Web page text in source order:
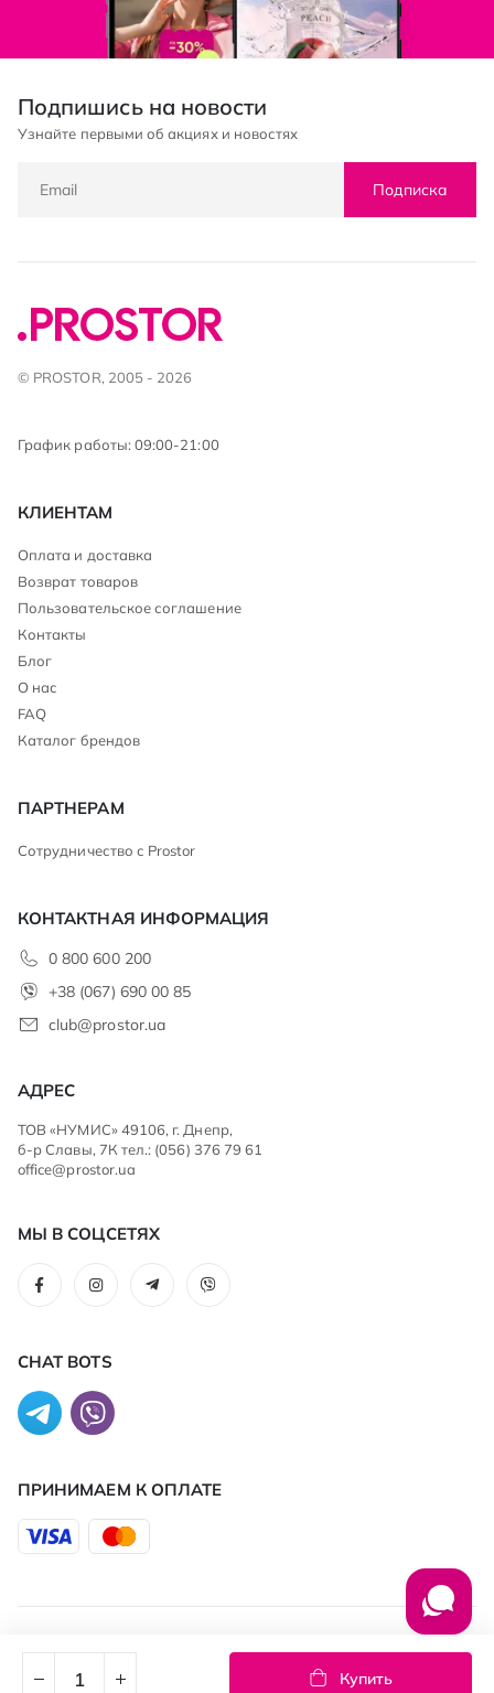
Купить
Подпишись на новости
Узнайте первыми об акциях и новостях
Подписка
© PROSTOR, 2005 - 2026
График работы: 09:00-21:00
КЛИЕНТАМ
Оплата и доставка
Возврат товаров
Пользовательское соглашение
Контакты
Блог
О нас
FAQ
Каталог брендов
ПАРТНЕРАМ
Сотрудничество с Prostor
КОНТАКТНАЯ ИНФОРМАЦИЯ
0 800 600 200
+38 (067) 690 00 85
club@prostor.ua
АДРЕС
ТОВ «НУМИС» 49106, г. Днепр,
б-р Славы, 7К тел.: (056) 376 79 61
office@prostor.ua
МЫ В СОЦСЕТЯХ
CHAT BOTS
ПРИНИМАЕМ К ОПЛАТЕ
© 2026 PROSTOR